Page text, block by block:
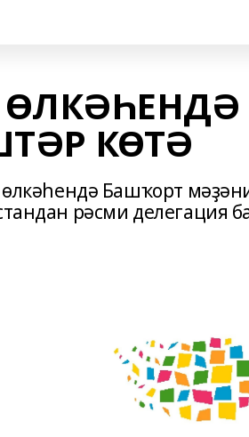
КӨТӘ
өлкәһендә Башҡорт
рәсми делегация